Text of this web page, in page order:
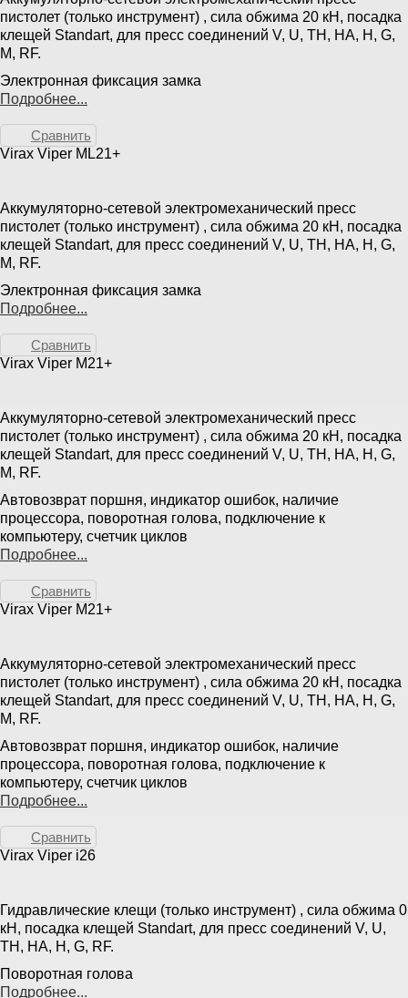
пистолет (только инструмент) , сила обжима 20 кН, посадка
клещей Standart, для пресс соединений V, U, TH, HA, H, G,
M, RF.
Электронная фиксация замка
Подробнее...
Сравнить
Virax Viper ML21+
Аккумуляторно-сетевой электромеханический пресс
пистолет (только инструмент) , сила обжима 20 кН, посадка
клещей Standart, для пресс соединений V, U, TH, HA, H, G,
M, RF.
Электронная фиксация замка
Подробнее...
Сравнить
Virax Viper M21+
Аккумуляторно-сетевой электромеханический пресс
пистолет (только инструмент) , сила обжима 20 кН, посадка
клещей Standart, для пресс соединений V, U, TH, HA, H, G,
M, RF.
Автовозврат поршня, индикатор ошибок, наличие
процессора, поворотная голова, подключение к
компьютеру, счетчик циклов
Подробнее...
Сравнить
Virax Viper M21+
Аккумуляторно-сетевой электромеханический пресс
пистолет (только инструмент) , сила обжима 20 кН, посадка
клещей Standart, для пресс соединений V, U, TH, HA, H, G,
M, RF.
Автовозврат поршня, индикатор ошибок, наличие
процессора, поворотная голова, подключение к
компьютеру, счетчик циклов
Подробнее...
Сравнить
Virax Viper i26
Гидравлические клещи (только инструмент) , сила обжима 0
кН, посадка клещей Standart, для пресс соединений V, U,
TH, HA, H, G, RF.
Поворотная голова
Подробнее...